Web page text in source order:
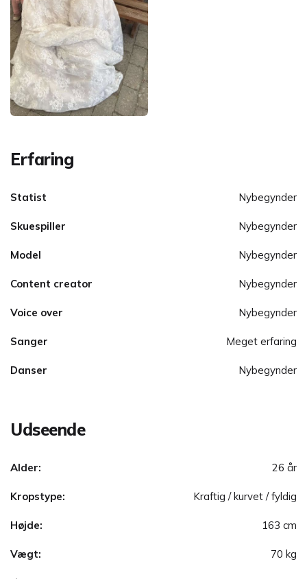
Erfaring
Statist Nybegynder
Skuespiller Nybegynder
Model Nybegynder
Content creator Nybegynder
Voice over Nybegynder
Sanger Meget erfaring
Danser Nybegynder
Udseende
Alder: 26 år
Kropstype: Kraftig / kurvet / fyldig
Højde: 163 cm
Vægt: 70 kg